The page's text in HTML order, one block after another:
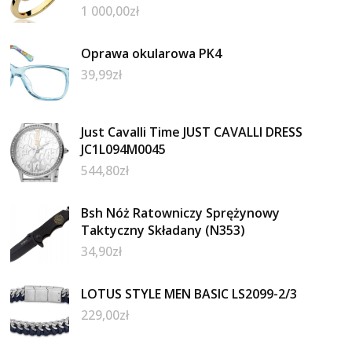
1 000,00zł
Oprawa okularowa PK4
39,99zł
Just Cavalli Time JUST CAVALLI DRESS
JC1L094M0045
544,80zł
Bsh Nóż Ratowniczy Sprężynowy
Taktyczny Składany (N353)
34,90zł
LOTUS STYLE MEN BASIC LS2099-2/3
229,00zł